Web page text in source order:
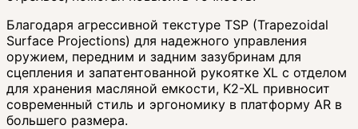
Благодаря агрессивной текстуре TSP (Trapezoidal
Surface Projections) для надежного управления
оружием, передним и задним зазубринам для
сцепления и запатентованной рукоятке XL с отделом
для хранения масляной емкости, K2-XL привносит
современный стиль и эргономику в платформу AR в
большего размера.